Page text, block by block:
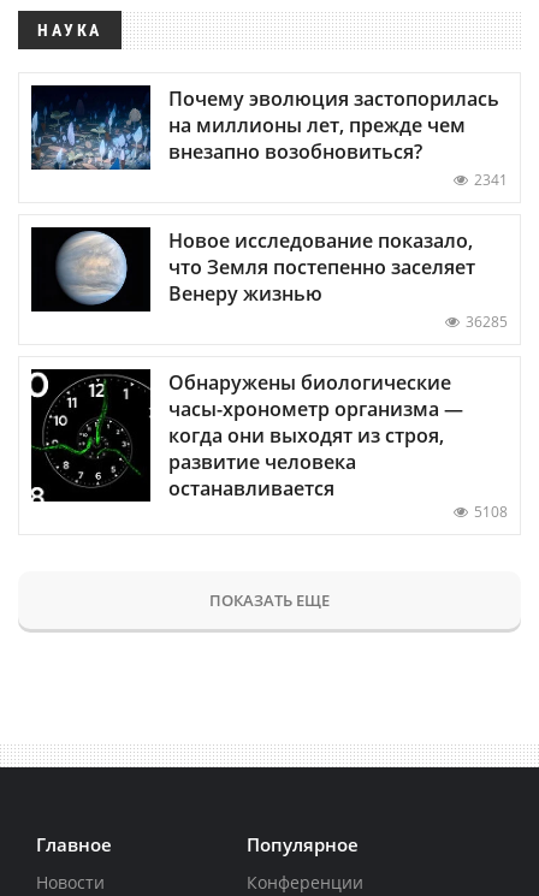
НАУКА
Почему эволюция застопорилась
на миллионы лет, прежде чем
внезапно возобновиться?
2341
Новое исследование показало,
что Земля постепенно заселяет
Венеру жизнью
36285
Обнаружены биологические
часы-хронометр организма —
когда они выходят из строя,
развитие человека
останавливается
5108
ПОКАЗАТЬ ЕЩЕ
Главное
Новости
Популярное
Конференции